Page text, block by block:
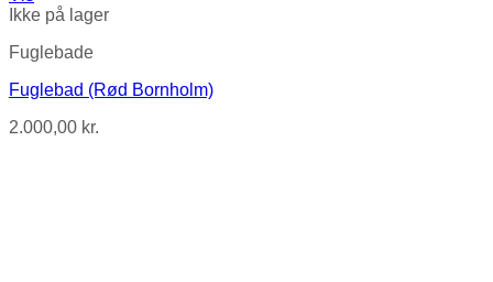
Ikke på lager
Fuglebade
Fuglebad (Rød Bornholm)
2.000,00 kr.